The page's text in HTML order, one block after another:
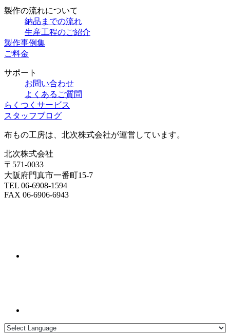
製作の流れについて
納品までの流れ
生産工程のご紹介
製作事例集
ご料金
サポート
お問い合わせ
よくあるご質問
らくつくサービス
スタッフブログ
布もの工房は、北次株式会社が運営しています。
北次株式会社
〒571-0033
大阪府門真市一番町15-7
TEL 06-6908-1594
FAX 06-6906-6943